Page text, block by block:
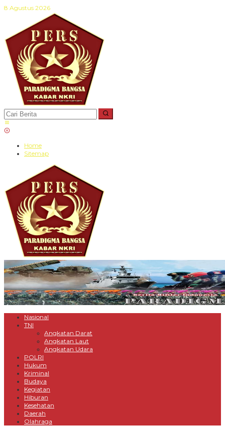
Lewati
8 Agustus 2026
Home
Sitemap
Nasional
TNI
Angkatan Darat
Angkatan Laut
Angkatan Udara
POLRI
Hukum
Kriminal
Budaya
Kegiatan
Hiburan
Kesehatan
Daerah
Olahraga